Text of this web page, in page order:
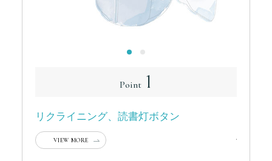
Point 1
リクライニング、読書灯ボタン
VIEW MORE
ハンド